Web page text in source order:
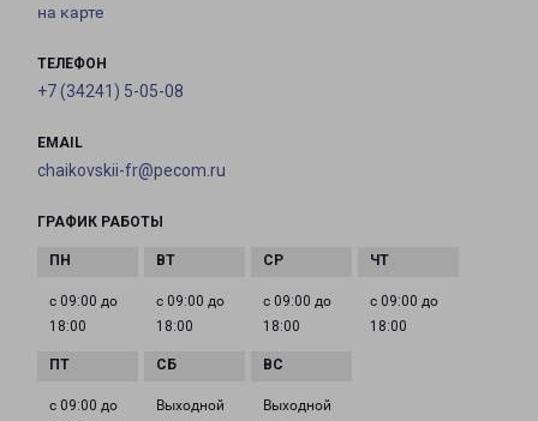
на карте
ТЕЛЕФОН
+7 (34241) 5-05-08
EMAIL
chaikovskii-fr@pecom.ru
ГРАФИК РАБОТЫ
с 09:00 до
18:00
с 09:00 до
18:00
с 09:00 до
18:00
с 09:00 до
18:00
с 09:00 до
Выходной Выходной